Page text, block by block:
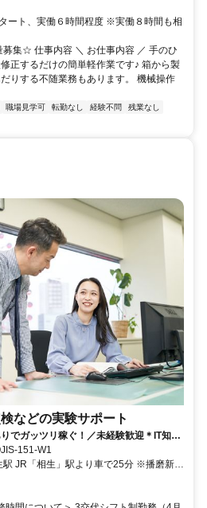
ート、実働６時間程度 ※実働８時間も相
集☆ 仕事内容 ＼ お仕事内容 ／ 手のひ
正するだけの簡単軽作業です♪ 箱から製
りする不随業務もあります。 機械操作
職場見学可 転勤なし 経験不問
残業なし
などの実験サポート
でガッツリ稼ぐ！／未経験歓迎＊IT知識
できればOKです♪
151-W1
新宮